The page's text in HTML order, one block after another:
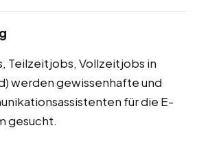
Teilzeitjobs, Vollzeitjobs in
werden gewissenhafte und
für die E-
gesucht.